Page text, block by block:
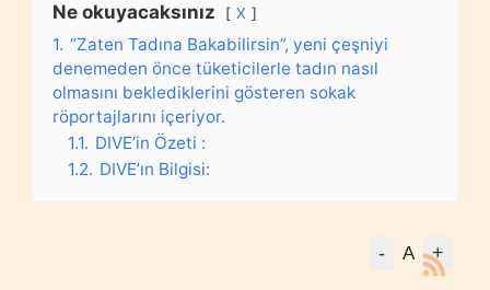
Ne okuyacaksınız X
1. “Zaten Tadına Bakabilirsin”, yeni çeşniyi
denemeden önce tüketicilerle tadın nasıl
olmasını beklediklerini gösteren sokak
röportajlarını içeriyor.
1.1. DIVE’in Özeti :
1.2. DIVE’ın Bilgisi:
- A +